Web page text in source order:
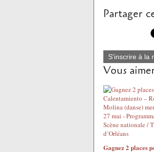
Partager
S'inscrire à la
Vous
Gagnez 2 places